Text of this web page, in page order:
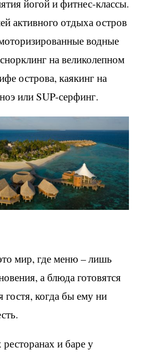
йогой и фитнес-классы.
активного отдыха остров
водные
на великолепном
острова, каякинг на
или SUP-серфинг.
мир, где меню – лишь
а блюда готовятся
гостя, когда бы ему ни
и баре у